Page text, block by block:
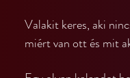
Valakit keres, aki
miért van ott és mit